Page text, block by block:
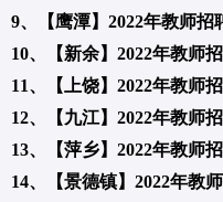
9、【鹰潭】2022年教师招
10、【新余】2022年教师
11、【上饶】2022年教师
12、【九江】2022年教师
13、【萍乡】2022年教师
14、【景德镇】2022年教